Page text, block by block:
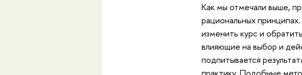
Как мы отмечали выше,
рациональных
изменить курс и
влияющие на выбор и
подпитывается
практику. Подобные